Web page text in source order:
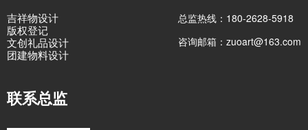
吉祥物设计
版权登记
文创礼品设计
团建物料设计
总监热线：180-2628-5918
咨询邮箱：zuoart@163.com
联系总监